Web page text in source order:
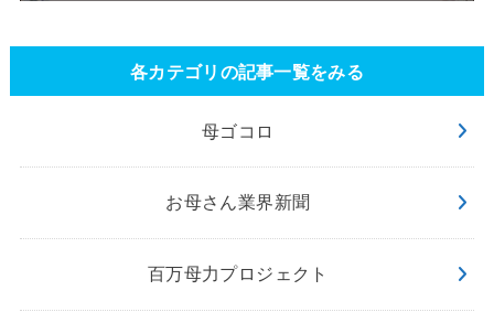
各カテゴリの記事一覧をみる
母ゴコロ
お母さん業界新聞
百万母力プロジェクト